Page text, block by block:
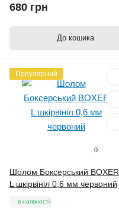
680 грн
До кошика
Популярний
0
Шолом Боксерський BOXER
L шкірвініл 0,6 мм червоний
в наявності